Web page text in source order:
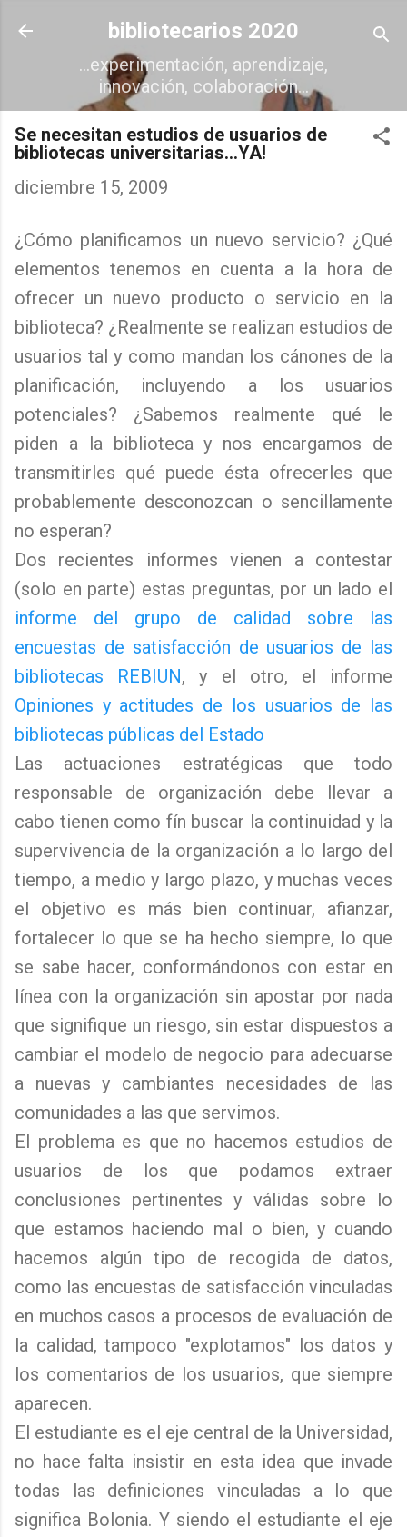
Ir al contenido principal
bibliotecarios 2020
...experimentación, aprendizaje,
innovación, colaboración...
Se necesitan estudios de usuarios de
bibliotecas universitarias...YA!
diciembre 15, 2009
¿Cómo planificamos un nuevo servicio? ¿Qué
elementos tenemos en cuenta a la hora de
ofrecer un nuevo producto o servicio en la
biblioteca? ¿Realmente se realizan estudios de
usuarios tal y como mandan los cánones de la
planificación, incluyendo a los usuarios
potenciales? ¿Sabemos realmente qué le
piden a la biblioteca y nos encargamos de
transmitirles qué puede ésta ofrecerles que
probablemente desconozcan o sencillamente
no esperan?
Dos recientes informes vienen a contestar
(solo en parte) estas preguntas, por un lado el
informe del grupo de calidad sobre las
encuestas de satisfacción de usuarios de las
bibliotecas REBIUN, y el otro, el informe
Opiniones y actitudes de los usuarios de las
bibliotecas públicas del Estado
Las actuaciones estratégicas que todo
responsable de organización debe llevar a
cabo tienen como fín buscar la continuidad y la
supervivencia de la organización a lo largo del
tiempo, a medio y largo plazo, y muchas veces
el objetivo es más bien continuar, afianzar,
fortalecer lo que se ha hecho siempre, lo que
se sabe hacer, conformándonos con estar en
línea con la organización sin apostar por nada
que signifique un riesgo, sin estar dispuestos a
cambiar el modelo de negocio para adecuarse
a nuevas y cambiantes necesidades de las
comunidades a las que servimos.
El problema es que no hacemos estudios de
usuarios de los que podamos extraer
conclusiones pertinentes y válidas sobre lo
que estamos haciendo mal o bien, y cuando
hacemos algún tipo de recogida de datos,
como las encuestas de satisfacción vinculadas
en muchos casos a procesos de evaluación de
la calidad, tampoco "explotamos" los datos y
los comentarios de los usuarios, que siempre
aparecen.
El estudiante es el eje central de la Universidad,
no hace falta insistir en esta idea que invade
todas las definiciones vinculadas a lo que
significa Bolonia. Y siendo el estudiante el eje